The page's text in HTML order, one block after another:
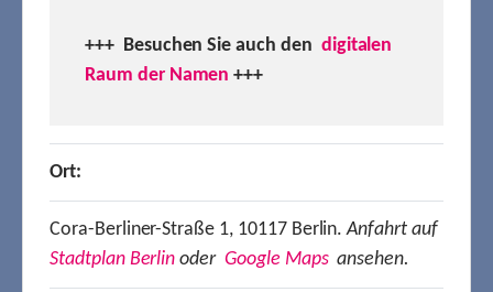
+++ Besuchen Sie auch den digitalen
Raum der Namen +++
Ort:
Cora-Berliner-Straße 1, 10117 Berlin.Anfahrt auf
Stadtplan Berlin oder Google Mapsansehen.